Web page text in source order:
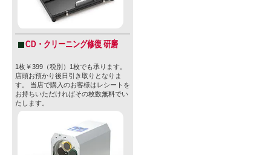
CD・クリーニング修復 研磨
1枚￥399（税別）1枚でも承ります。
店頭お預かり後日引き取りとなりま
す。 当店で購入のお客様はレシートを
お持ちいただければその枚数無料でい
たします。